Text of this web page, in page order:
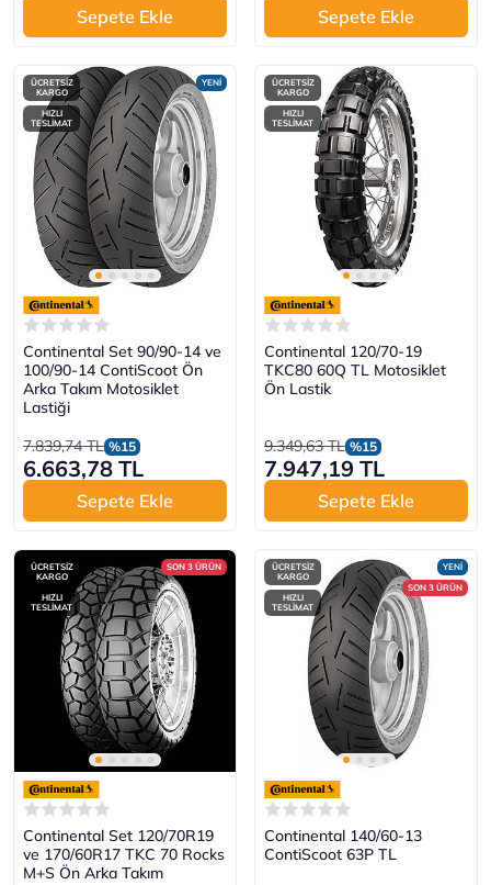
Sepete Ekle Sepete Ekle
YENİ
ÜCRETSİZ
KARGO
HIZLI
TESLİMAT
Continental Set 90/90-14 ve
100/90-14 ContiScoot Ön
Arka Takım Motosiklet
Lastiği
7.839,74 TL %15
6.663,78 TL
Sepete Ekle
ÜCRETSİZ
KARGO
HIZLI
TESLİMAT
Continental 120/70-19
TKC80 60Q TL Motosiklet
Ön Lastik
9.349,63 TL %15
7.947,19 TL
Sepete Ekle
ÜCRETSİZ
KARGO
HIZLI
TESLİMAT
SON 3 ÜRÜN
Continental Set 120/70R19
ve 170/60R17 TKC 70 Rocks
M+S Ön Arka Takım
YENİ
SON 3 ÜRÜN
ÜCRETSİZ
KARGO
HIZLI
TESLİMAT
Continental 140/60-13
ContiScoot 63P TL